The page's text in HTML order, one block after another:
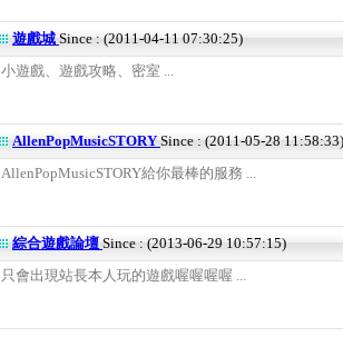
遊戲城 Since : (2011-04-11 07:30:25)
小遊戲、遊戲攻略、密室 ...
AllenPopMusicSTORY Since : (2011-05-28 11:58:33)
AllenPopMusicSTORY給你最棒的服務 ...
綜合遊戲論壇 Since : (2013-06-29 10:57:15)
只會出現站長本人玩的遊戲喔喔喔喔 ...